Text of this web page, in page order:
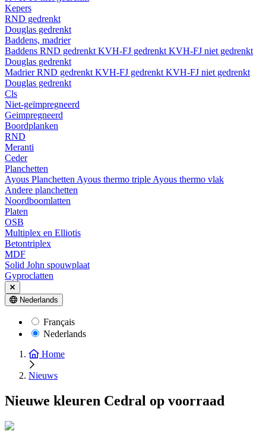
Kepers
RND gedrenkt
Douglas gedrenkt
Baddens, madrier
Baddens RND gedrenkt KVH-FJ gedrenkt KVH-FJ niet gedrenkt
Douglas gedrenkt
MadrierRND gedrenkt KVH-FJ gedrenkt KVH-FJ niet gedrenkt
Douglas gedrenkt
Cls
Niet-geïmpregneerd
Geimpregneerd
Boordplanken
RND
Meranti
Ceder
Planchetten
Ayous Planchetten Ayous thermo triple Ayous thermo vlak
Andere planchetten
Noordboomlatten
Platen
OSB
Multiplex en Elliotis
Betontriplex
MDF
Solid John spouwplaat
Gyproclatten
Nederlands
Français
Nederlands
Home
Nieuws
Nieuwe kleuren Cedral op voorraad